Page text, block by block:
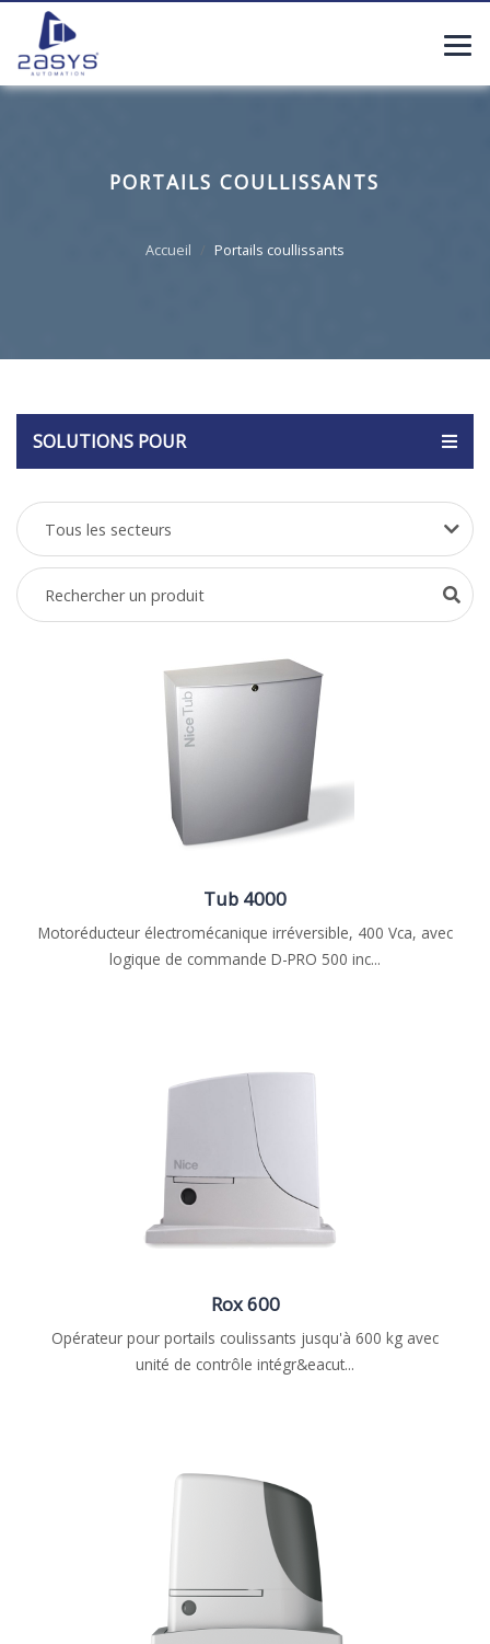
PORTAILS COULLISSANTS
Accueil Portails coullissants
SOLUTIONS POUR
Tub 4000
Motoréducteur électromécanique irréversible, 400 Vca, avec
logique de commande D-PRO 500 inc...
Rox 600
Opérateur pour portails coulissants jusqu'à 600 kg avec
unité de contrôle intégr&eacut...